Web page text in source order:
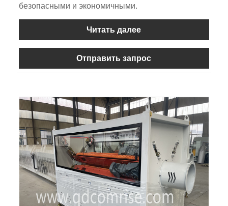
безопасными и экономичными.
Читать далее
Отправить запрос